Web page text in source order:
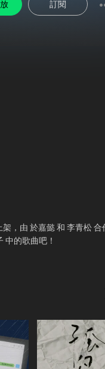
訂閱
架，由 於嘉懿 和 李青松
中的歌曲吧！